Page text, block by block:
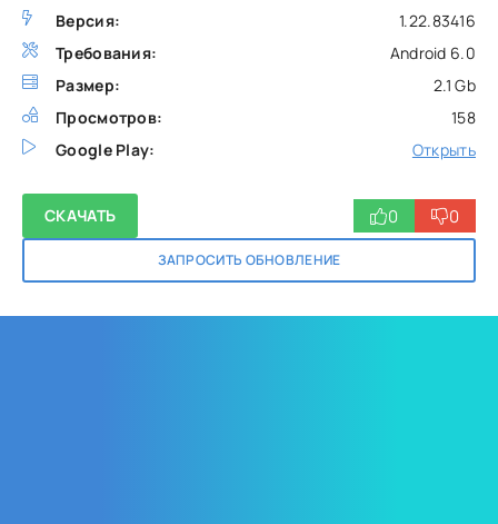
Версия:
1.22.83416
Требования:
Android 6.0
Размер:
2.1 Gb
Просмотров:
158
Google Play:
Открыть
СКАЧАТЬ
ЗАПРОСИТЬ ОБНОВЛЕНИЕ
0 0